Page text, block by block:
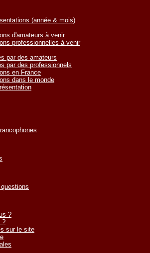
(année & mois)
d'amateurs à venir
professionnelles à venir
par des amateurs
par des professionnels
en France
dans le monde
?
?
sur le site